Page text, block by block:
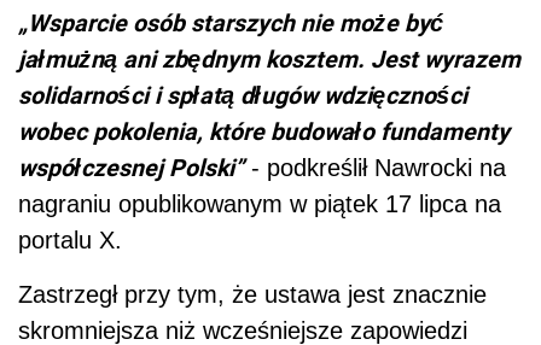
„Wsparcie osób starszych nie może być
jałmużną ani zbędnym kosztem. Jest wyrazem
solidarności i spłatą długów wdzięczności
wobec pokolenia, które budowało fundamenty
współczesnej Polski”- podkreślił Nawrocki na
nagraniu opublikowanym w piątek 17 lipca na
portalu X.
Zastrzegł przy tym, że ustawa jest znacznie
skromniejsza niż wcześniejsze zapowiedzi